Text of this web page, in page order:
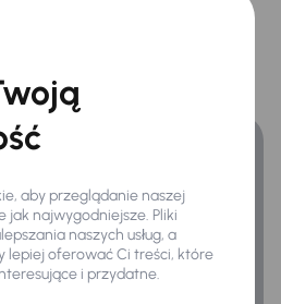
finansowania niż v banku.
aby przeglądanie naszej
jak najwygodniejsze. Pliki
naszych usług, a
lepiej oferować Ci treści, które
i przydatne.